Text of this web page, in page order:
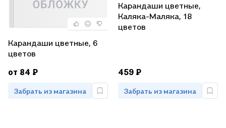
Карандаши цветные, 6
цветов
от 84 ₽
Забрать из магазина
Карандаши цветные,
Каляка-Маляка, 18
цветов
459 ₽
Забрать из магазина